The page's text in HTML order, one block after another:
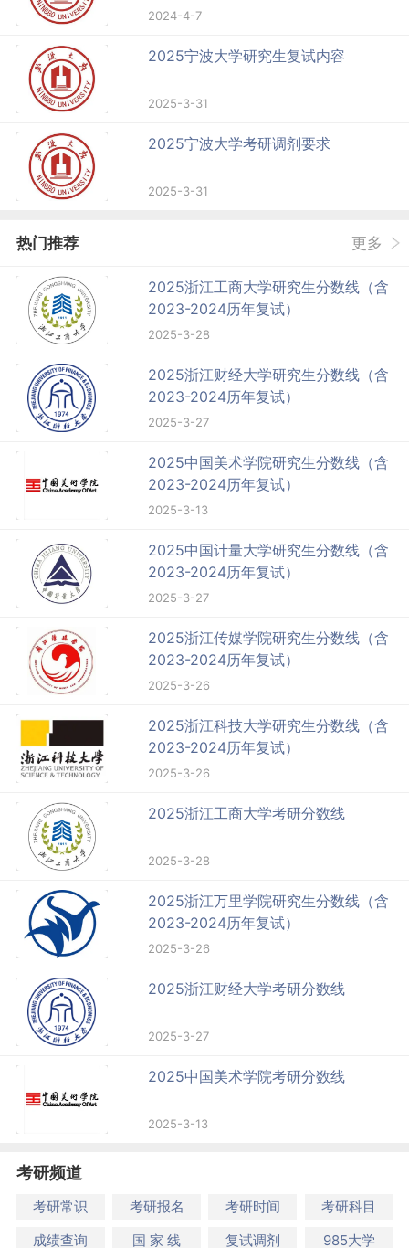
2024-4-7
2025宁波大学研究生复试内容
2025-3-31
2025宁波大学考研调剂要求
2025-3-31
热门推荐 更多
2025浙江工商大学研究生分数线（含
2023-2024历年复试）
2025-3-28
2025浙江财经大学研究生分数线（含
2023-2024历年复试）
2025-3-27
2025中国美术学院研究生分数线（含
2023-2024历年复试）
2025-3-13
2025中国计量大学研究生分数线（含
2023-2024历年复试）
2025-3-27
2025浙江传媒学院研究生分数线（含
2023-2024历年复试）
2025-3-26
2025浙江科技大学研究生分数线（含
2023-2024历年复试）
2025-3-26
2025浙江工商大学考研分数线
2025-3-28
2025浙江万里学院研究生分数线（含
2023-2024历年复试）
2025-3-26
2025浙江财经大学考研分数线
2025-3-27
2025中国美术学院考研分数线
2025-3-13
考研频道
考研常识 考研报名 考研时间
考研科目
成绩查询
国 家 线 复试调剂 985大学